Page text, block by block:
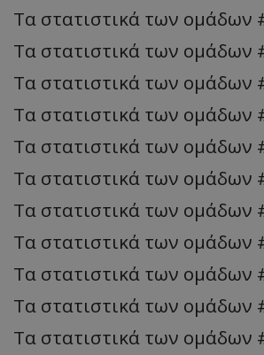
Τα στατιστικά των ομάδων
Τα στατιστικά των ομάδων
Τα στατιστικά των ομάδων
Τα στατιστικά των ομάδων
Τα στατιστικά των ομάδων
Τα στατιστικά των ομάδων
Τα στατιστικά των ομάδων
Τα στατιστικά των ομάδων
Τα στατιστικά των ομάδων
Τα στατιστικά των ομάδων
Τα στατιστικά των ομάδων